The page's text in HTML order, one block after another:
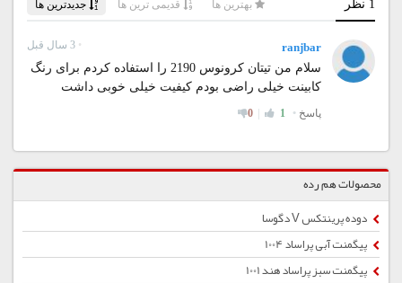
محصولات هم رده
دوده پرینتکس V دگوسا
پیگمنت آبی پراساد 1004
پیگمنت سبز پراساد هند 1001